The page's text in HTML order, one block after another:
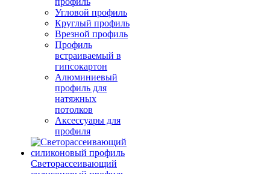
Угловой профиль
Круглый профиль
Врезной профиль
Профиль
встраиваемый в
гипсокартон
Алюминиевый
профиль для
натяжных
потолков
Аксессуары для
профиля
Светорассеивающий